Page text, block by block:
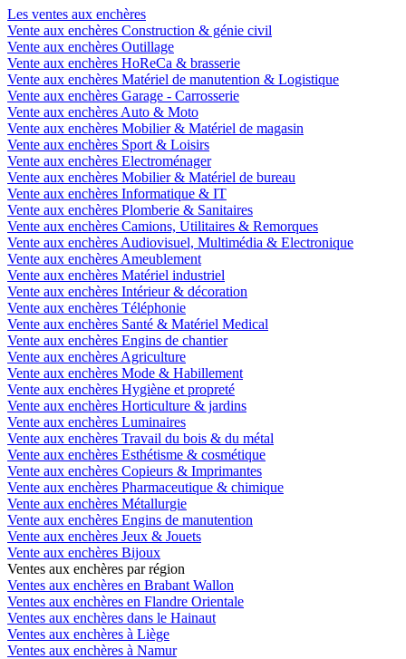
Les ventes aux enchères
Vente aux enchères Construction & génie civil
Vente aux enchères Outillage
Vente aux enchères HoReCa & brasserie
Vente aux enchères Matériel de manutention & Logistique
Vente aux enchères Garage - Carrosserie
Vente aux enchères Auto & Moto
Vente aux enchères Mobilier & Matériel de magasin
Vente aux enchères Sport & Loisirs
Vente aux enchères Electroménager
Vente aux enchères Mobilier & Matériel de bureau
Vente aux enchères Informatique & IT
Vente aux enchères Plomberie & Sanitaires
Vente aux enchères Camions, Utilitaires & Remorques
Vente aux enchères Audiovisuel, Multimédia & Electronique
Vente aux enchères Ameublement
Vente aux enchères Matériel industriel
Vente aux enchères Intérieur & décoration
Vente aux enchères Téléphonie
Vente aux enchères Santé & Matériel Medical
Vente aux enchères Engins de chantier
Vente aux enchères Agriculture
Vente aux enchères Mode & Habillement
Vente aux enchères Hygiène et propreté
Vente aux enchères Horticulture & jardins
Vente aux enchères Luminaires
Vente aux enchères Travail du bois & du métal
Vente aux enchères Esthétisme & cosmétique
Vente aux enchères Copieurs & Imprimantes
Vente aux enchères Pharmaceutique & chimique
Vente aux enchères Métallurgie
Vente aux enchères Engins de manutention
Vente aux enchères Jeux & Jouets
Vente aux enchères Bijoux
Ventes aux enchères par région
Ventes aux enchères en Brabant Wallon
Ventes aux enchères en Flandre Orientale
Ventes aux enchères dans le Hainaut
Ventes aux enchères à Liège
Ventes aux enchères à Namur